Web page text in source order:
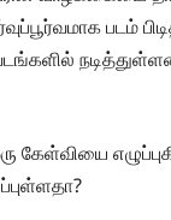
படம்
கேள்வியை